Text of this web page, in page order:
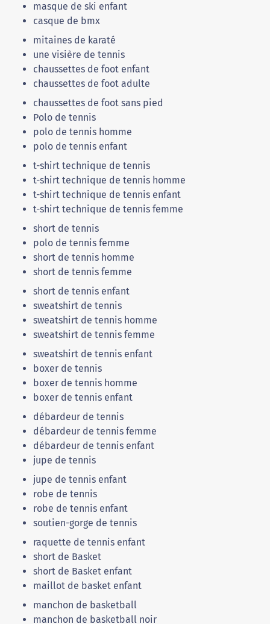
masque de ski enfant
casque de bmx
mitaines de karaté
une visière de tennis
chaussettes de foot enfant
chaussettes de foot adulte
chaussettes de foot sans pied
Polo de tennis
polo de tennis homme
polo de tennis enfant
t-shirt technique de tennis
t-shirt technique de tennis homme
t-shirt technique de tennis enfant
t-shirt technique de tennis femme
short de tennis
polo de tennis femme
short de tennis homme
short de tennis femme
short de tennis enfant
sweatshirt de tennis
sweatshirt de tennis homme
sweatshirt de tennis femme
sweatshirt de tennis enfant
boxer de tennis
boxer de tennis homme
boxer de tennis enfant
débardeur de tennis
débardeur de tennis femme
débardeur de tennis enfant
jupe de tennis
jupe de tennis enfant
robe de tennis
robe de tennis enfant
soutien-gorge de tennis
raquette de tennis enfant
short de Basket
short de Basket enfant
maillot de basket enfant
manchon de basketball
manchon de basketball noir